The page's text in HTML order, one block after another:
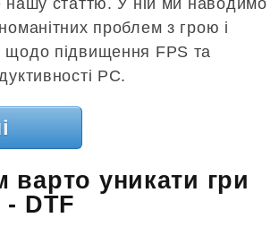
проблем з грою і
підвищення FPS та
PC.
варто уникати гри
- DTF